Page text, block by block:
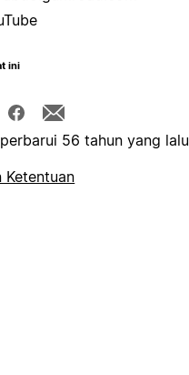
ini
56 tahun yang lalu
Ketentuan